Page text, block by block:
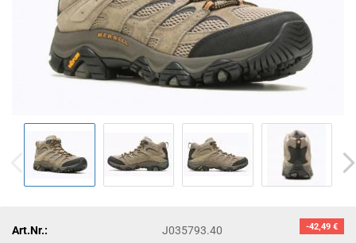
-42,49 €
Art.Nr.:
J035793.40